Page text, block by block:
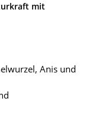
mit
Anis und